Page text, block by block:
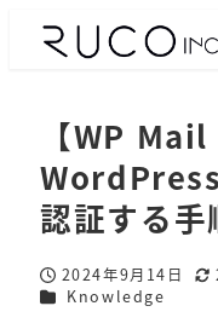
【WP Mail
認証する手
投稿日2024年9月14日 更
カテゴリー
Knowledge